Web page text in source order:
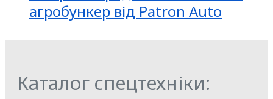
агробункер від Patron Auto
Каталог спецтехніки: